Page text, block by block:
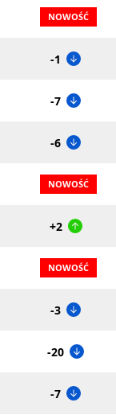
-1
-7
-6
+2
-3
-20
-7